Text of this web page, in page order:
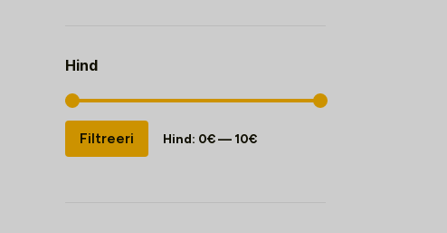
Hind
Minimaalne
hind
Maksimaalne
hind
Filtreeri Hind: 0€— 10€